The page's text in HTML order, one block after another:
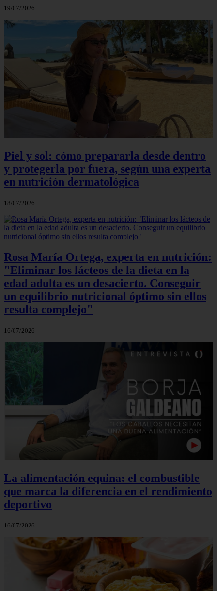
19/07/2026
Piel y sol: cómo prepararla desde dentro
y protegerla por fuera, según una experta
en nutrición dermatológica
18/07/2026
Rosa María Ortega, experta en nutrición:
"Eliminar los lácteos de la dieta en la
edad adulta es un desacierto. Conseguir
un equilibrio nutricional óptimo sin ellos
resulta complejo"
16/07/2026
La alimentación equina: el combustible
que marca la diferencia en el rendimiento
deportivo
16/07/2026